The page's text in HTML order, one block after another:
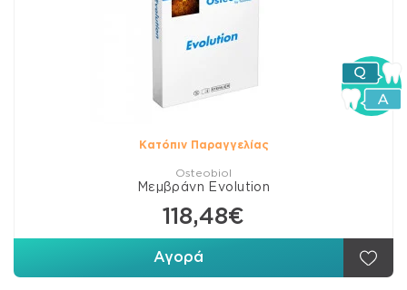
Κατόπιν Παραγγελίας
Osteobiol
Μεμβράνη Evolution
118,48€
Αγορά